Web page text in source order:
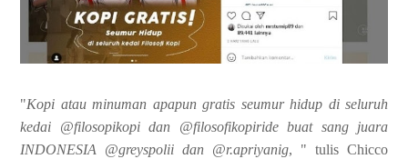
"Kopi atau minuman apapun gratis seumur hidup di seluruh
kedai @filosopikopi dan @filosofikopiride buat sang juara
INDONESIA @greyspolii dan @r.apriyanig, " tulis Chicco